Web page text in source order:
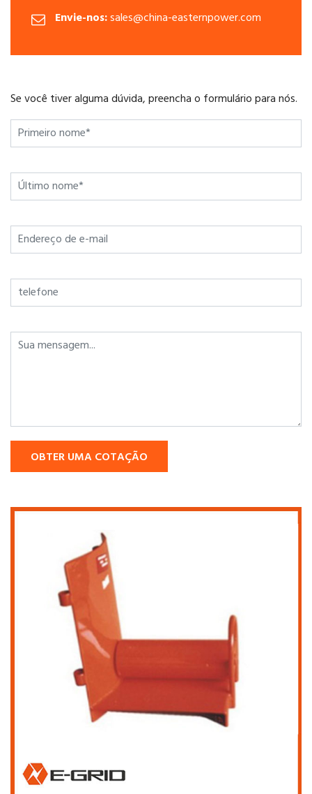
Envie-nos:sales@china-easternpower.com
Se você tiver alguma dúvida, preencha o formulário para nós.
OBTER UMA COTAÇÃO